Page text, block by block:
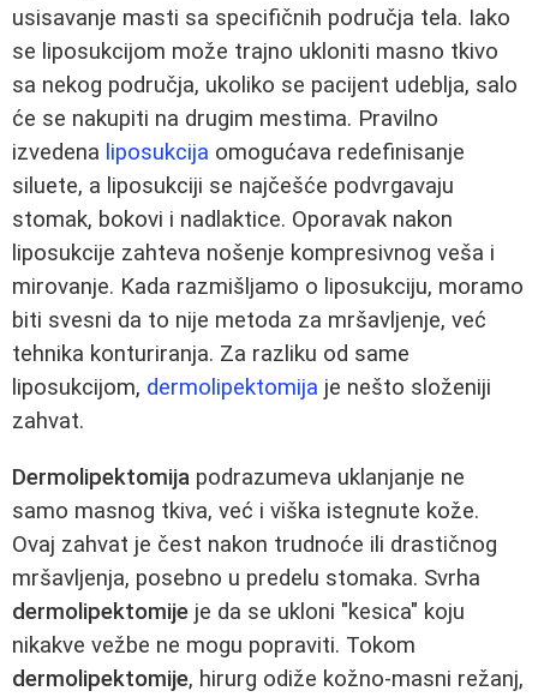
usisavanje masti sa specifičnih područja tela. Iako
se liposukcijom može trajno ukloniti masno tkivo
sa nekog područja, ukoliko se pacijent udeblja, salo
će se nakupiti na drugim mestima. Pravilno
izvedena liposukcija omogućava redefinisanje
siluete, a liposukciji se najčešće podvrgavaju
stomak, bokovi i nadlaktice. Oporavak nakon
liposukcije zahteva nošenje kompresivnog veša i
mirovanje. Kada razmišljamo o liposukciju, moramo
biti svesni da to nije metoda za mršavljenje, već
tehnika konturiranja. Za razliku od same
liposukcijom, dermolipektomija je nešto složeniji
zahvat.
Dermolipektomija podrazumeva uklanjanje ne
samo masnog tkiva, već i viška istegnute kože.
Ovaj zahvat je čest nakon trudnoće ili drastičnog
mršavljenja, posebno u predelu stomaka. Svrha
dermolipektomije je da se ukloni "kesica" koju
nikakve vežbe ne mogu popraviti. Tokom
dermolipektomije, hirurg odiže kožno-masni režanj,